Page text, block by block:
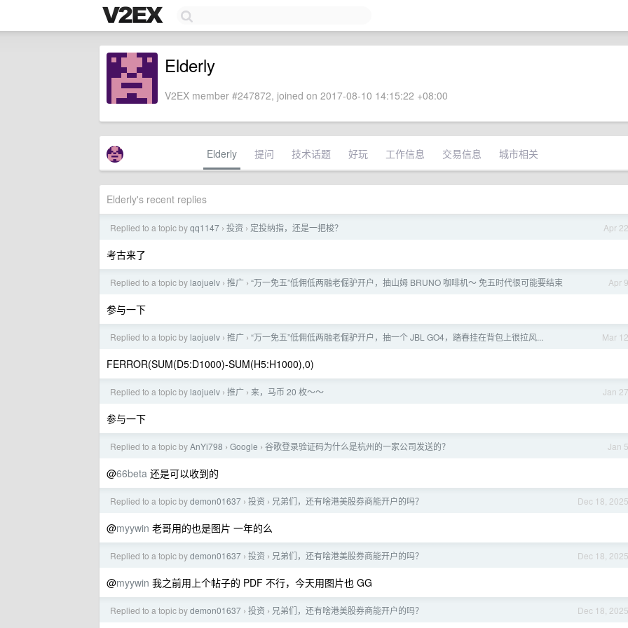
Elderly
V2EX member #247872, joined on 2017-08-10 14:15:22 +08:00
Elderly 提问 技术话题 好玩 工作信息 交易信息 城市相关
Elderly's recent replies
Apr 22
Replied to a topic byqq1147 › 投资 › 定投纳指，还是一把梭？
考古来了
Apr 9
Replied to a topic by laojuelv › 推广 › “万一免五”低佣低两融老倔驴开户，抽山姆 BRUNO 咖啡机～ 免五时代很可能要结束
参与一下
Mar 12
Replied to a topic by laojuelv › 推广 › “万一免五”低佣低两融老倔驴开户，抽一个 JBL GO4，踏春挂在背包上很拉风...
FERROR(SUM(D5:D1000)-SUM(H5:H1000),0)
Jan 27
Replied to a topic by laojuelv › 推广 › 来，马币 20 枚～～
参与一下
Jan 5
Replied to a topic byAnYi798 › Google › 谷歌登录验证码为什么是杭州的一家公司发送的？
@66beta 还是可以收到的
Dec 18, 2025
Replied to a topic bydemon01637 › 投资 › 兄弟们，还有啥港美股券商能开户的吗？
@myywin 老哥用的也是图片 一年的么
Dec 18, 2025
Replied to a topic bydemon01637 › 投资 › 兄弟们，还有啥港美股券商能开户的吗？
@myywin 我之前用上个帖子的 PDF 不行，今天用图片也 GG
Dec 18, 2025
Replied to a topic bydemon01637 › 投资 › 兄弟们，还有啥港美股券商能开户的吗？